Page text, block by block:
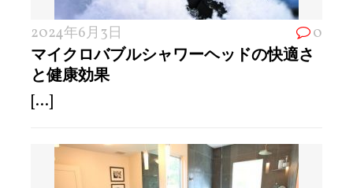
2024年6月3日 0
マイクロバブルシャワーヘッドの快適さ
と健康効果
[...]